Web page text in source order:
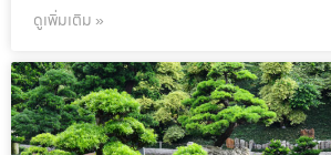
ดูเพิ่มเติม »